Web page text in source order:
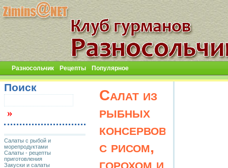
Разносольчик Рецепты Популярное
Салат из
рыбных
консервов
с рисом,
горохом и
Поиск
Салаты с рыбой и
морепродуктами
Салаты - рецепты
приготовления
Закуски и салаты